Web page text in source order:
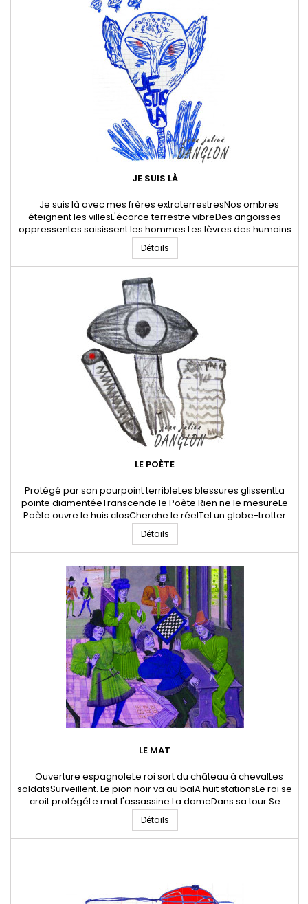
JE SUIS LÀ
Je suis là avec mes frères extraterrestresNos ombres
éteignent les villesL'écorce terrestre vibreDes angoisses
oppressentes saisissent les hommes Les lèvres des humains
finissent par se collerNotre chaleur technique envahit chaque
parcelleLes fers bleuissent, les pierres éclatentL'asphalte est
chewing-gumDes odeurs âcres s'installentDécrit notre...
Détails
LE POÈTE
Protégé par son pourpoint terribleLes blessures glissentLa
pointe diamentéeTranscende le Poète Rien ne le mesureLe
Poète ouvre le huis closCherche le réelTel un globe-trotter
intéressé Le dessin de la PoésieEsquisse sans
innocenceL'intérieur du calice de la fleurCondamné à
l'insomnie 18 Janvier 2024 * Jean-Julien Danglon - Poête et
artiste...
Détails
LE MAT
Ouverture espagnoleLe roi sort du château à chevalLes
soldatsSurveillent. Le pion noir va au balA huit stationsLe roi se
croit protégéLe mat l'assassine La dameDans sa tour Se
lamenteConsolée par le fou. 07 Janvier 2024 * Jean-Julien
Danglon - Poête et artiste digitalTous droits réservés
Danglon.fr
Détails